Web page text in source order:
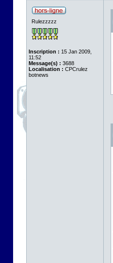
Rulezzzzz
Inscription : 15 Jan 2009,
11:52
Message(s) : 3688
Localisation : CPCrulez
botnews